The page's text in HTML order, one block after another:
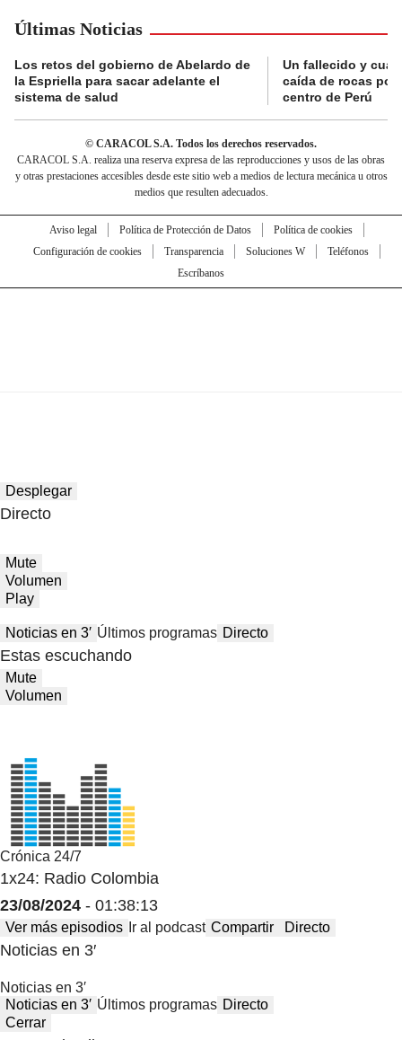
Últimas Noticias
Los retos del gobierno de Abelardo de
la Espriella para sacar adelante el
sistema de salud
Un fallecido y
caída de rocas por
centro de Perú
© CARACOL S.A. Todos los derechos reservados.
CARACOL S.A. realiza una reserva expresa de las reproducciones y usos de las obras
y otras prestaciones accesibles desde este sitio web a medios de lectura mecánica u otros
medios que resulten adecuados.
Aviso legal Política de Protección de Datos
Política de cookies
Configuración de cookies
Transparencia Soluciones W
Teléfonos
Escríbanos
Desplegar
Directo
Mute
Volumen
Play
Noticias en 3′ Últimos programas Directo
Estas escuchando
Mute
Volumen
Crónica 24/7
1x24: Radio Colombia
23/08/2024 - 01:38:13
Ver más episodios Ir al podcast Compartir Directo
Noticias en 3′
Noticias en 3′
Noticias en 3′ Últimos programas Directo
Cerrar